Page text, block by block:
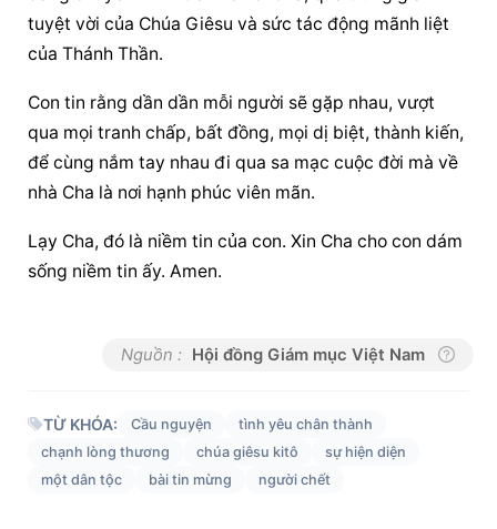
tuyệt vời của Chúa Giêsu và sức tác động mãnh liệt
của Thánh Thần.
Con tin rằng dần dần mỗi người sẽ gặp nhau, vượt
qua mọi tranh chấp, bất đồng, mọi dị biệt, thành kiến,
để cùng nắm tay nhau đi qua sa mạc cuộc đời mà về
nhà Cha là nơi hạnh phúc viên mãn.
Lạy Cha, đó là niềm tin của con. Xin Cha cho con dám
sống niềm tin ấy. Amen.
Nguồn : Hội đồng Giám mục Việt Nam
TỪ KHÓA: Cầu nguyện
tình yêu chân thành
chạnh lòng thương
chúa giêsu kitô
sự hiện diện
một dân tộc
bài tin mừng người chết